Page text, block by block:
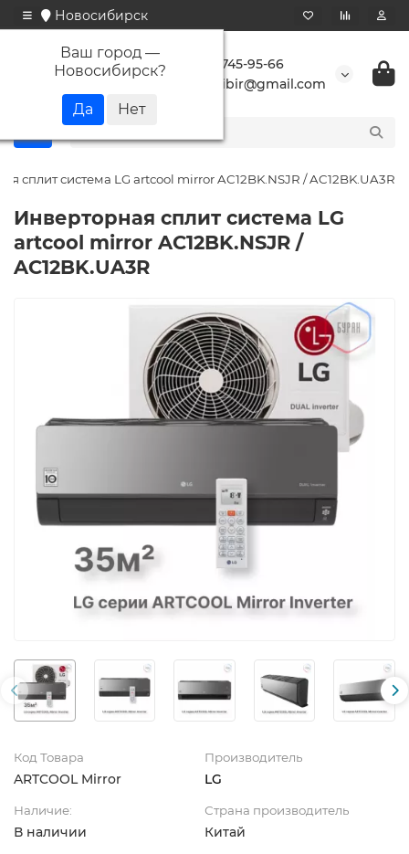
Новосибирск
Ваш город —
Новосибирск?
+7 923 745-95-66
buransibir@gmail.com
сплит система LG artcool mirror AC12BK.NSJR / AC12BK.UA3R
Инверторная сплит система LG
artcool mirror AC12BK.NSJR /
AC12BK.UA3R
Код Товара
ARTCOOL Mirror
Производитель
LG
Наличие:
В наличии
Страна производитель
Китай